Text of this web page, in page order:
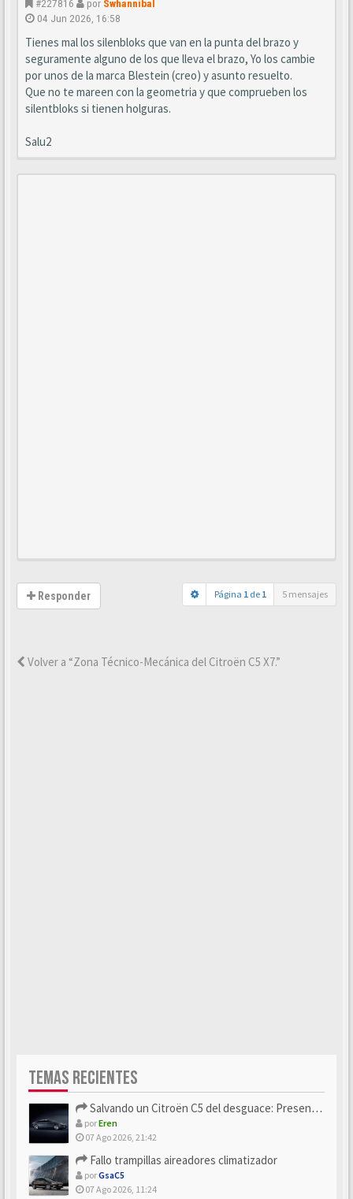
#227816 por Swhannibal
04 Jun 2026, 16:58
Tienes mal los silenbloks que van en la punta del brazo y
seguramente alguno de los que lleva el brazo, Yo los cambie
por unos de la marca Blestein (creo) y asunto resuelto.
Que no te mareen con la geometria y que comprueben los
silentbloks si tienen holguras.
Salu2
Responder Página 1 de 1 5 mensajes
Volver a “Zona Técnico-Mecánica del Citroën C5 X7.”
TEMAS RECIENTES
Salvando un Citroën C5 del desguace: Presentación y seguimiento
porEren
07 Ago 2026, 21:42
Fallo trampillas aireadores climatizador
porGsaC5
07 Ago 2026, 11:24